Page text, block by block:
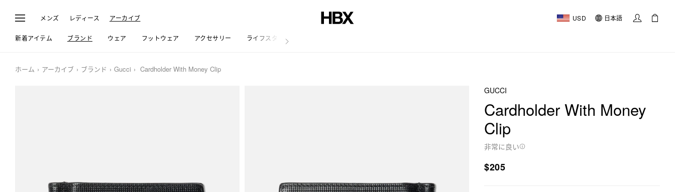
メンズ レディース アーカイブ USD 日本語
新着アイテム ブランド ウェア フットウェア アクセサリー ライフスタイル
ホーム アーカイブ ブランド Gucci Cardholder With Money Clip
GUCCI
Cardholder With Money
Clip
非常に良い
$205